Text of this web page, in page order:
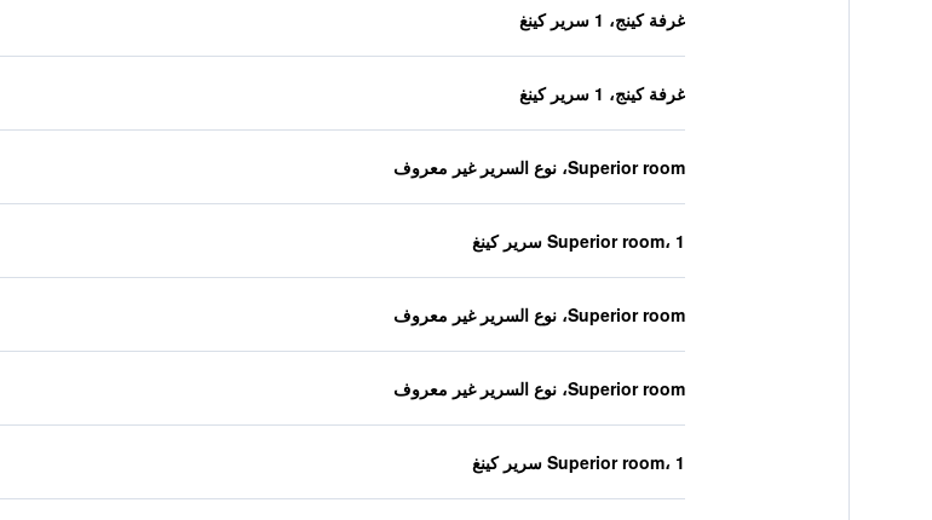
غرفة كينج، 1 سرير كينغ
غرفة كينج، 1 سرير كينغ
Superior room، نوع السرير غير معروف
Superior room، 1 سرير كينغ
Superior room، نوع السرير غير معروف
Superior room، نوع السرير غير معروف
Superior room، 1 سرير كينغ